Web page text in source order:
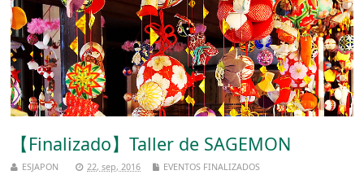
【Finalizado】Taller de SAGEMON
ESJAPON 22, sep, 2016 EVENTOS FINALIZADOS